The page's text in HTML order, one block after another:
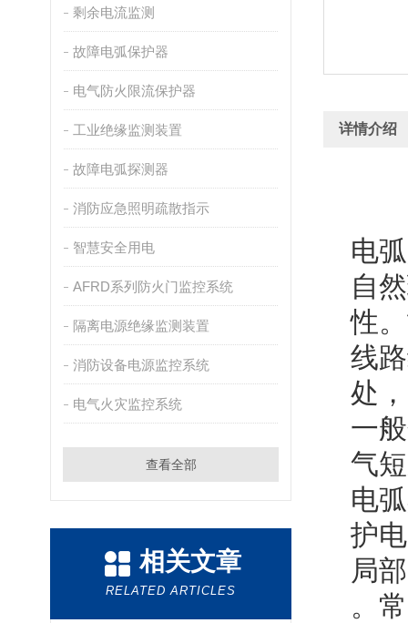
剩余电流监测
故障电弧保护器
电气防火限流保护器
工业绝缘监测装置
故障电弧探测器
消防应急照明疏散指示
智慧安全用电
AFRD系列防火门监控系统
隔离电源绝缘监测装置
消防设备电源监控系统
电气火灾监控系统
查看全部
相关文章
RELATED ARTICLES
详情介绍
电
自
性
线
处
一
气
电
护
局
。